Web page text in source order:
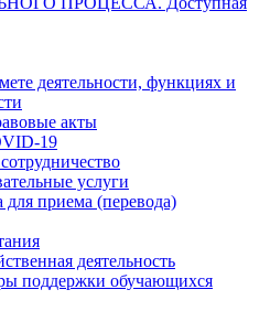
деятельности, функциях и
акты
19
услуги
для приема (перевода)
деятельность
поддержки обучающихся